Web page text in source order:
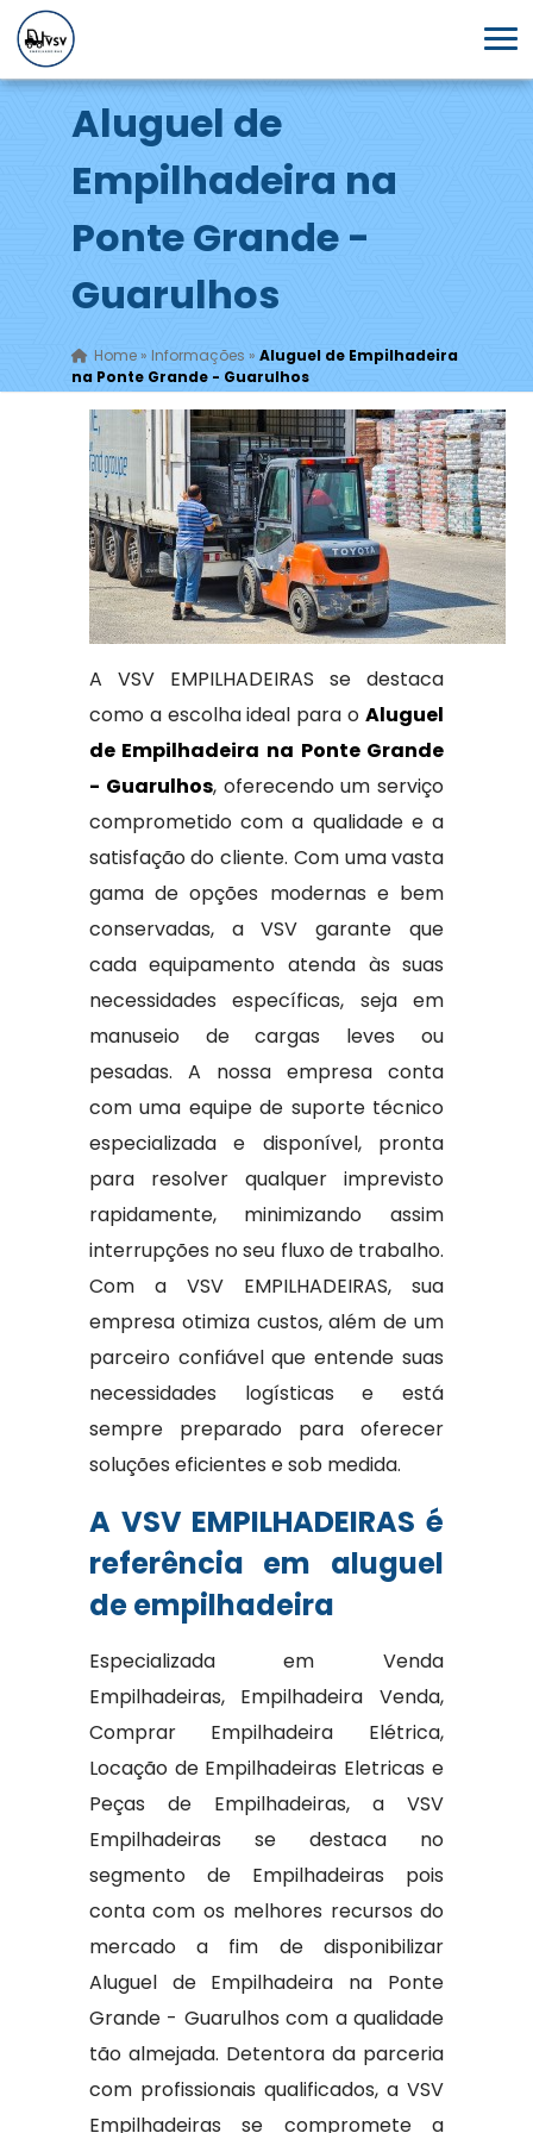
Aluguel de
Empilhadeira na
Ponte Grande -
Guarulhos
Home» Informações » Aluguel de Empilhadeira
na Ponte Grande - Guarulhos
A VSV EMPILHADEIRAS se destaca
como a escolha ideal para oAluguel
de Empilhadeira na Ponte Grande
- Guarulhos, oferecendo um serviço
comprometido com a qualidade e a
satisfação do cliente. Com uma vasta
gama de opções modernas e bem
conservadas, a VSV garante que
cada equipamento atenda às suas
necessidades específicas, seja em
manuseio de cargas leves ou
pesadas. A nossa empresa conta
com uma equipe de suporte técnico
especializada e disponível, pronta
para resolver qualquer imprevisto
rapidamente, minimizando assim
interrupções no seu fluxo de trabalho.
Com a VSV EMPILHADEIRAS, sua
empresa otimiza custos, além de um
parceiro confiável que entende suas
necessidades logísticas e está
sempre preparado para oferecer
soluções eficientes e sob medida.
A VSV EMPILHADEIRAS é
referência em aluguel
de empilhadeira
Especializada em Venda
Empilhadeiras, Empilhadeira Venda,
Comprar Empilhadeira Elétrica,
Locação de Empilhadeiras Eletricas e
Peças de Empilhadeiras, a VSV
Empilhadeiras se destaca no
segmento de Empilhadeiras pois
conta com os melhores recursos do
mercado a fim de disponibilizar
Aluguel de Empilhadeira na Ponte
Grande - Guarulhos com a qualidade
tão almejada. Detentora da parceria
com profissionais qualificados, a VSV
Empilhadeiras se compromete a